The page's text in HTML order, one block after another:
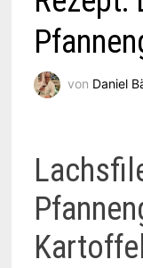
von Daniel